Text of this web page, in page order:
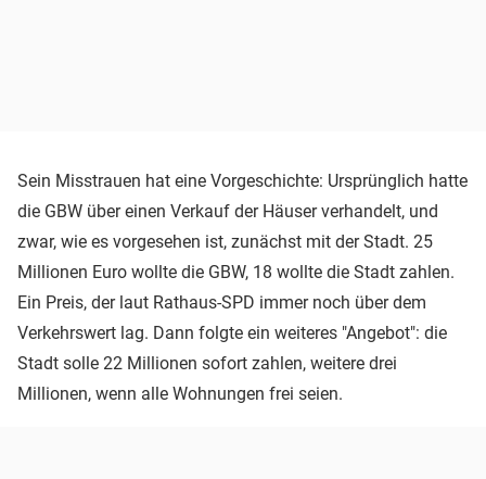
Sein Misstrauen hat eine Vorgeschichte: Ursprünglich hatte
die GBW über einen Verkauf der Häuser verhandelt, und
zwar, wie es vorgesehen ist, zunächst mit der Stadt. 25
Millionen Euro wollte die GBW, 18 wollte die Stadt zahlen.
Ein Preis, der laut Rathaus-SPD immer noch über dem
Verkehrswert lag. Dann folgte ein weiteres "Angebot": die
Stadt solle 22 Millionen sofort zahlen, weitere drei
Millionen, wenn alle Wohnungen frei seien.